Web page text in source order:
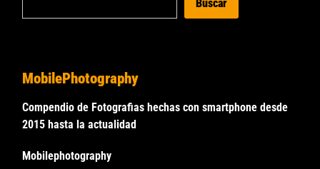
Buscar
MobilePhotography
Compendio de Fotografias hechas con smartphone desde
2015 hasta la actualidad
Mobilephotography